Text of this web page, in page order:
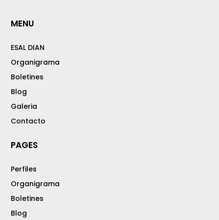
MENU
ESAL DIAN
Organigrama
Boletines
Blog
Galeria
Contacto
PAGES
Perfiles
Organigrama
Boletines
Blog